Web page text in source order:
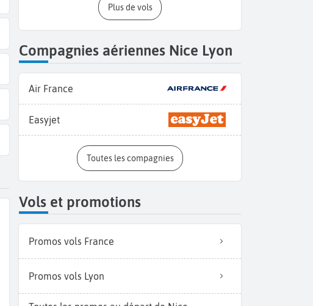
Plus de vols
Compagnies aériennes Nice Lyon
Air France
Easyjet
Toutes les compagnies
Vols et promotions
Promos vols France
Promos vols Lyon